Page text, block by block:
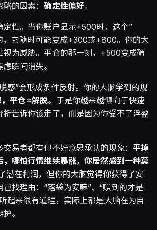
的因素： 确定性偏好。
定性。当你账户显示+500时，这个”
，它随时可能变成+300或+800。你的大
视为威胁。平仓的那一刻，+500变成确
瞬间消失。
感”会形成条件反射。你的大脑学到的规
平仓=解脱。于是你越来越倾向于快速
析告诉你该走了，而是因为你受不了浮盈
易者都有但不好意思承认的现象： 平掉
，哪怕行情继续暴涨，你居然感到一种莫
潜在利润，但你的大脑觉得你获得了安
找理由：“落袋为安嘛”、“赚到的才是
起来很有道理，实际上都是大脑在为自
。